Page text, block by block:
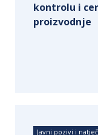
kontrolu i
proizvodnje
Javni pozivi i